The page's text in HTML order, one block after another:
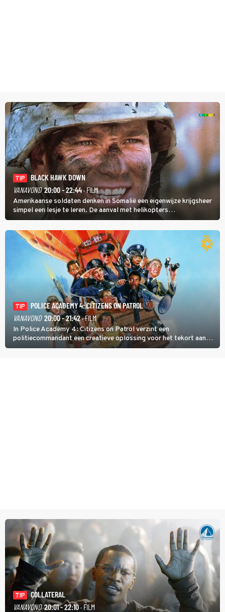
TIP
BLACK HAWK DOWN
VANAVOND 20:00 - 22:44· FILM
Amerikaanse soldaten denken in Somalië een eigenwijze krijgsheer
simpel een lesje te leren. De aanval met helikopters
verloopt in Black Hawk down dramatisch.
TIP
POLICE ACADEMY 4: CITIZENS ON PATROL
VANAVOND 20:00 - 21:42· FILM
In Police Academy 4: Citizens on Patrol verzint een
politiecommandant een creatieve oplossing voor het tekort aan
agenten.
TIP
COLLATERAL
VANAVOND 20:01 - 22:10· FILM